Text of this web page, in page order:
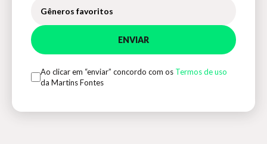
Gêneros favoritos
ENVIAR
Ao clicar em “enviar” concordo com os Termos de uso
da Martins Fontes